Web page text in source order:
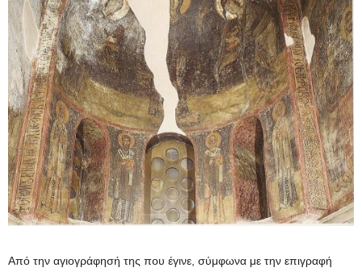
Από την αγιογράφησή της που έγινε, σύμφωνα με την επιγραφή